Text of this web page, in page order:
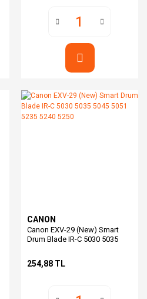
CANON
Canon EXV-29 (New) Smart
Drum Blade IR-C 5030 5035
254,88 TL